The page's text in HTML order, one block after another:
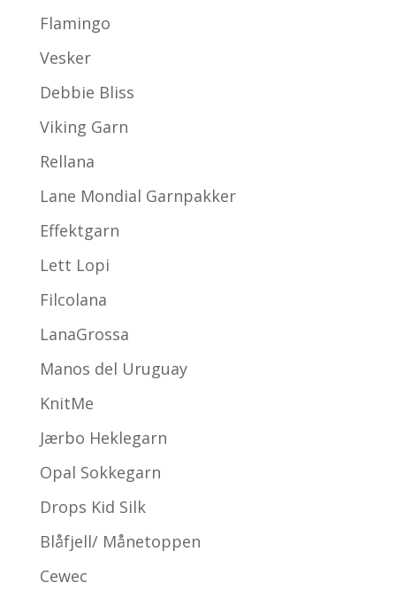
Flamingo
Vesker
Debbie Bliss
Viking Garn
Rellana
Lane Mondial Garnpakker
Effektgarn
Lett Lopi
Filcolana
LanaGrossa
Manos del Uruguay
KnitMe
Jærbo Heklegarn
Opal Sokkegarn
Drops Kid Silk
Blåfjell/ Månetoppen
Cewec